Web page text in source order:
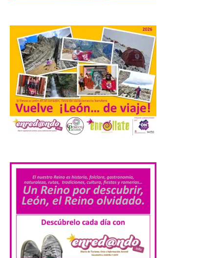
su tradicional Mercado Medieval, que
hasta el próximo 6 […]
Un viaje a la Antigüedad:
el Museo del Prado
propone un recorrido por
obras de su Colección de
inspiración clásica
6 Ago 2026
Al hilo del estreno de La
Odisea de Christopher
Nolan. La pieza de vídeo
reúne una selección de
obras relacionadas con la
Antigüedad clásica, la mitología y los
viajes, que se suceden al ritmo de un
evocador tema de La […]